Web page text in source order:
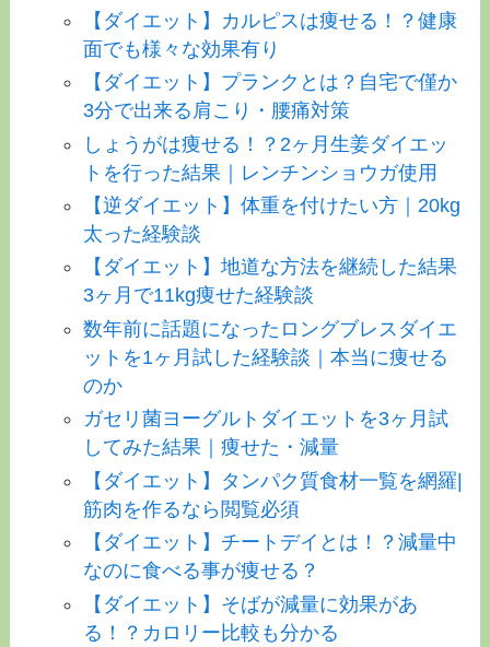
【ダイエット】カルピスは痩せる！？健康
面でも様々な効果有り
【ダイエット】プランクとは？自宅で僅か
3分で出来る肩こり・腰痛対策
しょうがは痩せる！？2ヶ月生姜ダイエッ
トを行った結果｜レンチンショウガ使用
【逆ダイエット】体重を付けたい方｜20kg
太った経験談
【ダイエット】地道な方法を継続した結果
3ヶ月で11kg痩せた経験談
数年前に話題になったロングブレスダイエ
ットを1ヶ月試した経験談｜本当に痩せる
のか
ガセリ菌ヨーグルトダイエットを3ヶ月試
してみた結果｜痩せた・減量
【ダイエット】タンパク質食材一覧を網羅|
筋肉を作るなら閲覧必須
【ダイエット】チートデイとは！？減量中
なのに食べる事が痩せる？
【ダイエット】そばが減量に効果があ
る！？カロリー比較も分かる